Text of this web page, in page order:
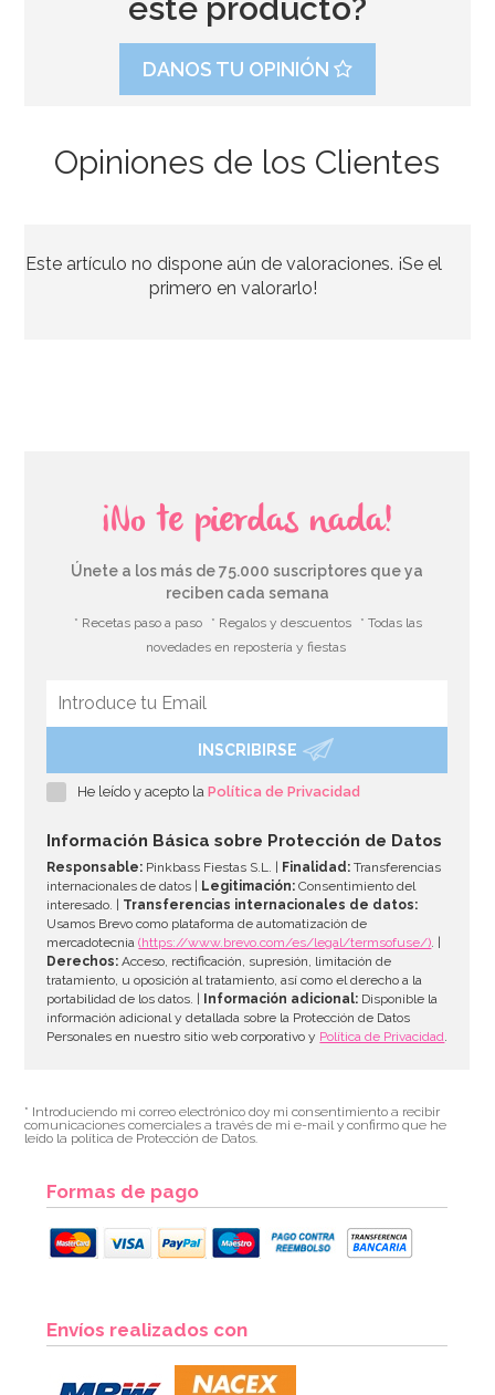
este producto?
DANOS TU OPINIÓN
Opiniones de los Clientes
Este artículo no dispone aún de valoraciones. ¡Se el
primero en valorarlo!
¡No te pierdas nada!
Únete a los más de 75.000 suscriptores que ya
reciben cada semana
* Recetas paso a paso * Regalos y descuentos
* Todas las
novedades en repostería y fiestas
INSCRIBIRSE
He leído y acepto laPolítica de Privacidad
Información Básica sobre Protección de Datos
Responsable: Pinkbass Fiestas S.L. | Finalidad: Transferencias
internacionales de datos |
Legitimación: Consentimiento del
interesado. | Transferencias internacionales de datos:
Usamos Brevo como plataforma de automatización de
mercadotecnia(https://www.brevo.com/es/legal/termsofuse/). |
Derechos: Acceso, rectificación, supresión, limitación de
tratamiento, u oposición al tratamiento, así como el derecho a la
portabilidad de los datos. |
Información adicional: Disponible la
información adicional y detallada sobre la Protección de Datos
Personales en nuestro sitio web corporativo y Política de Privacidad.
* Introduciendo mi correo electrónico doy mi consentimiento a recibir
comunicaciones comerciales a través de mi e-mail y confirmo que he
leído la política de Protección de Datos.
Formas de pago
Envíos realizados con